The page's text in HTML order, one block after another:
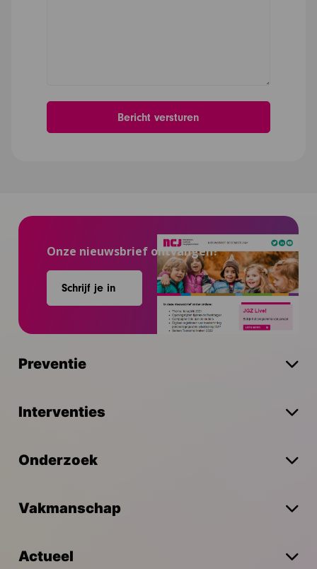
Onze nieuwsbrief ontvangen?
Schrijf je in
Preventie
Interventies
Onderzoek
Vakmanschap
Actueel